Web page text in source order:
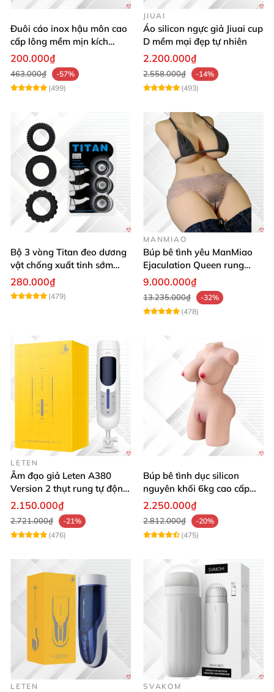
Đuôi cáo inox hậu môn cao
cấp lông mềm mịn kích
thích khoái cảm
200.000₫
463.000₫
-57%
(499)
JIUAI
Áo silicon ngực giả Jiuai cup
D mềm mại đẹp tự nhiên
2.200.000₫
2.558.000₫
-14%
(493)
Bộ 3 vòng Titan đeo dương
vật chống xuất tinh sớm
silicon y tế tăng hưng phấn
280.000₫
(479)
MANMIAO
Búp bê tình yêu ManMiao
Ejaculation Queen rung
cảm biến sưởi ấm phun
nước thông minh
9.000.000₫
13.235.000₫
-32%
(478)
LETEN
Âm đạo giả Leten A380
Version 2 thụt rung tự động,
cảm giác thật
2.150.000₫
2.721.000₫
-21%
(476)
Búp bê tình dục silicon
nguyên khối 6kg cao cấp
hot giá tốt
2.250.000₫
2.812.000₫
-20%
(475)
LETEN SVAKOM